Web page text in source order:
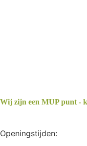
Wij zijn een MUP punt -
Openingstijden: